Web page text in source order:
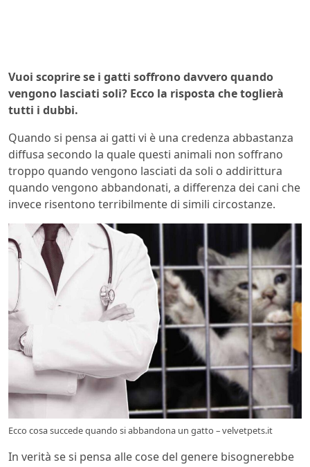
Vuoi scoprire se i gatti soffrono davvero quando
vengono lasciati soli? Ecco la risposta che toglierà
tutti i dubbi.
Quando si pensa ai gatti vi è una credenza abbastanza
diffusa secondo la quale questi animali non soffrano
troppo quando vengono lasciati da soli o addirittura
quando vengono abbandonati, a differenza dei cani che
invece risentono terribilmente di simili circostanze.
Ecco cosa succede quando si abbandona un gatto – velvetpets.it
In verità se si pensa alle cose del genere bisognerebbe